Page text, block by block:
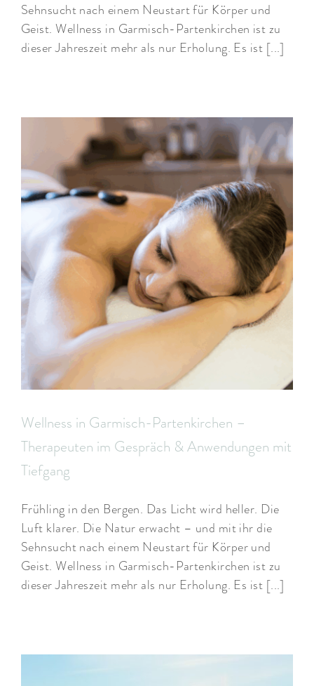
Sehnsucht nach einem Neustart für Körper und
Geist. Wellness in Garmisch-Partenkirchen ist zu
dieser Jahreszeit mehr als nur Erholung. Es ist [...]
Wellness in Garmisch-Partenkirchen –
Therapeuten im Gespräch & Anwendungen mit
Tiefgang
Frühling in den Bergen. Das Licht wird heller. Die
Luft klarer. Die Natur erwacht – und mit ihr die
Sehnsucht nach einem Neustart für Körper und
Geist. Wellness in Garmisch-Partenkirchen ist zu
dieser Jahreszeit mehr als nur Erholung. Es ist [...]